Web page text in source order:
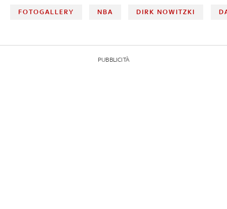
FOTOGALLERY NBA DIRK NOWITZKI
PUBBLICITÀ